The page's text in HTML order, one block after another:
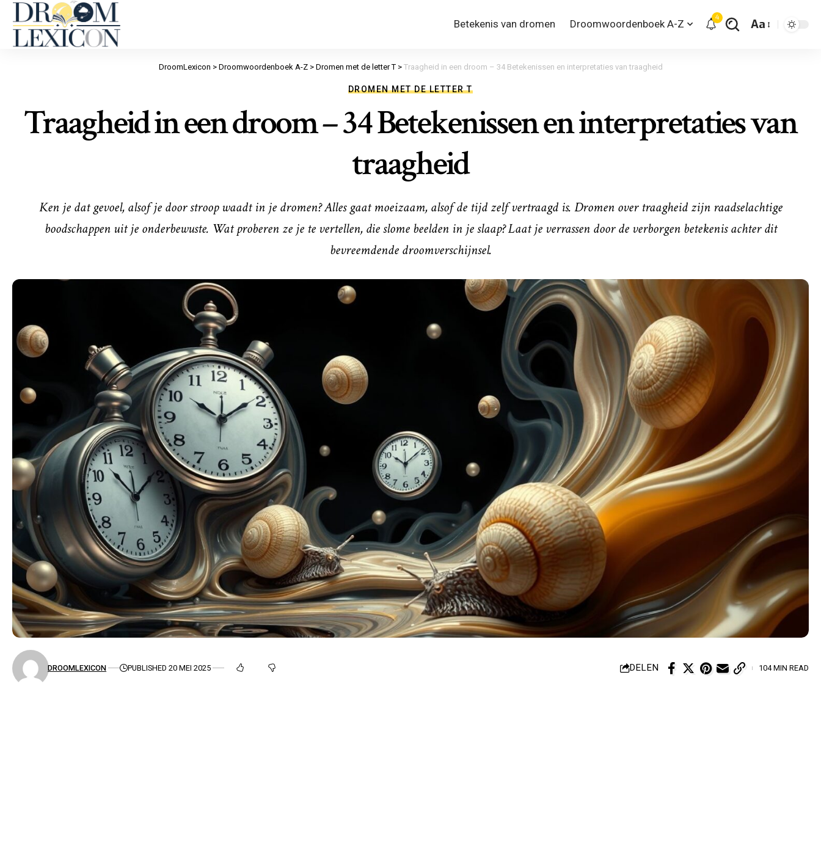
Betekenis van dromen Droomwoordenboek A-Z
4 Aa
DroomLexicon > Droomwoordenboek A-Z> Dromen met de letter T> Traagheid in een droom – 34 Betekenissen en interpretaties van traagheid
DROMEN MET DE LETTER T
Traagheid in een droom – 34 Betekenissen en interpretaties van
traagheid
Ken je dat gevoel, alsof je door stroop waadt in je dromen? Alles gaat moeizaam, alsof de tijd zelf vertraagd is. Dromen over traagheid zijn raadselachtige
boodschappen uit je onderbewuste. Wat proberen ze je te vertellen, die slome beelden in je slaap? Laat je verrassen door de verborgen betekenis achter dit
bevreemdende droomverschijnsel.
DROOMLEXICON PUBLISHED 20 MEI 2025 DELEN 104 MIN READ